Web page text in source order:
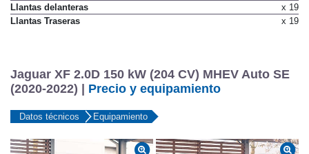
Llantas delanteras
x 19
Llantas Traseras
x 19
Jaguar XF 2.0D 150 kW (204 CV) MHEV Auto SE
(2020-2022) | Precio y equipamiento
Datos técnicos Equipamiento